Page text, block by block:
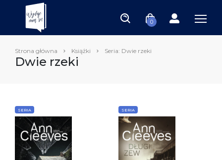
0
Strona główna Książki Seria: Dwie rzeki
Dwie rzeki
SERIA SERIA